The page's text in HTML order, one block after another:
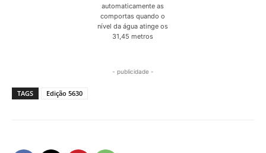
automaticamente as
comportas quando o
nível da água atinge os
31,45 metros
- publicidade -
TAGS Edição 5630